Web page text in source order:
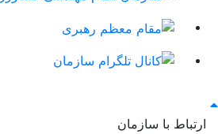
ارتباط با سازمان